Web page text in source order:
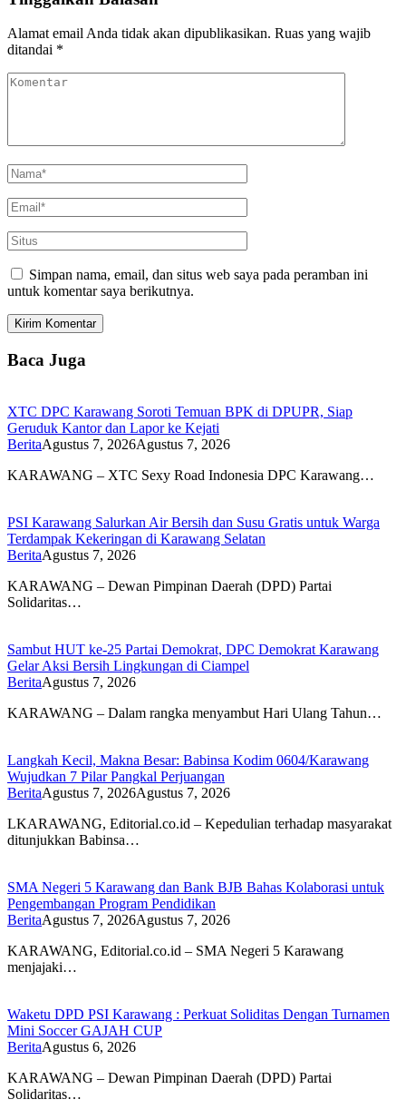
Alamat email Anda tidak akan dipublikasikan. Ruas yang wajib
ditandai *
Simpan nama, email, dan situs web saya pada peramban ini
untuk komentar saya berikutnya.
Baca Juga
XTC DPC Karawang Soroti Temuan BPK di DPUPR, Siap
Geruduk Kantor dan Lapor ke Kejati
BeritaAgustus 7, 2026Agustus 7, 2026
KARAWANG – XTC Sexy Road Indonesia DPC Karawang…
PSI Karawang Salurkan Air Bersih dan Susu Gratis untuk Warga
Terdampak Kekeringan di Karawang Selatan
BeritaAgustus 7, 2026
KARAWANG – Dewan Pimpinan Daerah (DPD) Partai
Solidaritas…
Sambut HUT ke-25 Partai Demokrat, DPC Demokrat Karawang
Gelar Aksi Bersih Lingkungan di Ciampel
BeritaAgustus 7, 2026
KARAWANG – Dalam rangka menyambut Hari Ulang Tahun…
Langkah Kecil, Makna Besar: Babinsa Kodim 0604/Karawang
Wujudkan 7 Pilar Pangkal Perjuangan
BeritaAgustus 7, 2026Agustus 7, 2026
LKARAWANG, Editorial.co.id – Kepedulian terhadap masyarakat
ditunjukkan Babinsa…
SMA Negeri 5 Karawang dan Bank BJB Bahas Kolaborasi untuk
Pengembangan Program Pendidikan
BeritaAgustus 7, 2026Agustus 7, 2026
KARAWANG, Editorial.co.id – SMA Negeri 5 Karawang
menjajaki…
Waketu DPD PSI Karawang : Perkuat Soliditas Dengan Turnamen
Mini Soccer GAJAH CUP
BeritaAgustus 6, 2026
KARAWANG – Dewan Pimpinan Daerah (DPD) Partai
Solidaritas…